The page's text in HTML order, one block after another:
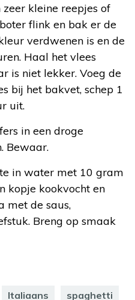
kleine reepjes of
flink en bak er de
verdwenen is en de
Haal het vlees
is niet lekker. Voeg de
bij het bakvet, schep 1
uit.
in een droge
Bewaar.
in water met 10 gram
kopje kookvocht en
met de saus,
Breng op smaak
Italiaans spaghetti